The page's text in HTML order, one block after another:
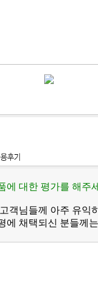
에 대한 평가를 해주
객님들께 아주 유익
에 채택되신 분들께